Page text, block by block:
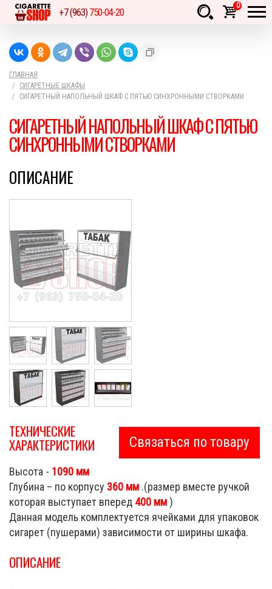
Cigarette Shop
+7 (963)750-04-20
0
ГЛАВНАЯ
СИГАРЕТНЫЕ ШКАФЫ
СИГАРЕТНЫЙ НАПОЛЬНЫЙ ШКАФ С ПЯТЬЮ СИНХРОННЫМИ СТВОРКАМИ
СИГАРЕТНЫЙ НАПОЛЬНЫЙ ШКАФ С ПЯТЬЮ
СИНХРОННЫМИ СТВОРКАМИ
ОПИСАНИЕ
Связаться по товару
ТЕХНИЧЕСКИЕ
ХАРАКТЕРИСТИКИ
Высота - 1090 мм
Глубина – по корпусу 360 мм .(размер вместе ручкой
которая выступает вперед 400 мм)
Данная модель комплектуется ячейками для упаковок
сигарет (пушерами) зависимости от ширины шкафа.
ОПИСАНИЕ